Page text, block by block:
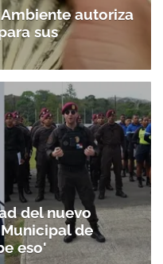
autoriza
sus
del nuevo
de
eso'